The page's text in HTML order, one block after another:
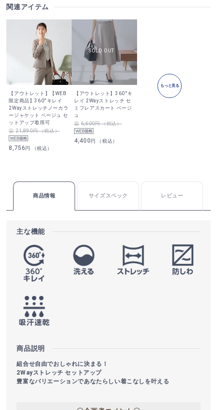
関連アイテム
【アウトレット】【WEB
限定商品】360°キレイ
2Wayストレッチノーカラ
ージャケット ベージュ セ
ットアップ着用可
21,890円 （税込）
8,756円 （税込）
【アウトレット】360°キ
レイ 2Wayストレッチ セ
ミフレアスカート ベージ
ュ
6,600円 （税込）
4,400円 （税込）
もっと見る
商品情報 サイズスペック レビュー
主な機能
商品説明
組合せ自由でおしゃれに決まる！
2Wayストレッチ セットアップ
豊富なバリエーションであなたらしい着こなしを叶える